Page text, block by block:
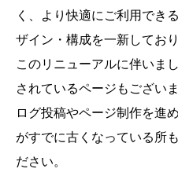
く、より快適にご利用でき
ザイン・構成を一新しており
このリニューアルに伴いま
されているページもござい
ログ投稿やページ制作を進
がすでに古くなっている所
ださい。